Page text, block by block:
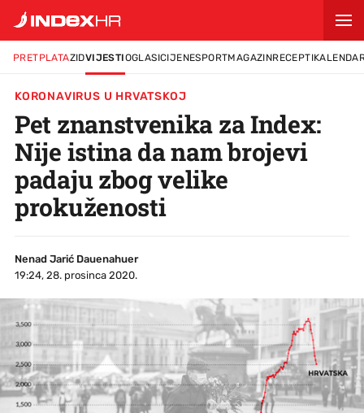
PRETPLATAZIDVIJESTIOGLASICIJENESPORTMAGAZINRECEPTI
KORONAVIRUS U HRVATSKOJ
Pet znanstvenika za Index:
Nije istina da nam brojevi
padaju zbog velike
prokuženosti
Nenad Jarić Dauenahuer
19:24, 28. prosinca 2020.